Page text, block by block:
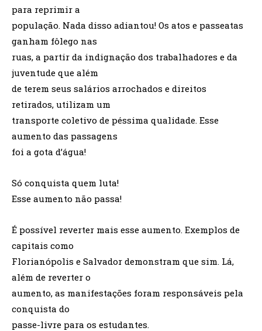
para reprimir a
população. Nada disso adiantou! Os atos e passeatas
ganham fôlego nas
ruas, a partir da indignação dos trabalhadores e da
juventude que além
de terem seus salários arrochados e direitos
retirados, utilizam um
transporte coletivo de péssima qualidade. Esse
aumento das passagens
foi a gota d’água!
Só conquista quem luta!
Esse aumento não passa!
É possível reverter mais esse aumento. Exemplos de
capitais como
Florianópolis e Salvador demonstram que sim. Lá,
além de reverter o
aumento, as manifestações foram responsáveis pela
conquista do
passe-livre para os estudantes.